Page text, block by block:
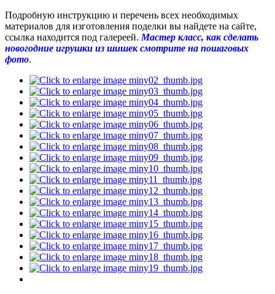
Подробную инструкцию и перечень всех необходимых
материалов для изготовления поделки вы найдете на сайте,
ссылка находится под галереей.Мастер класс, как сделать
новогодние игрушки из шишек смотрите на пошаговых
фото.